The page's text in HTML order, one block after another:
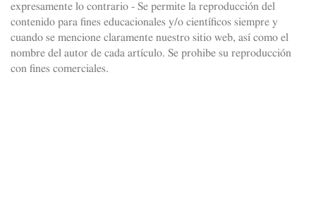
expresamente lo contrario - Se permite la reproducción del
contenido para fines educacionales y/o científicos siempre y
cuando se mencione claramente nuestro sitio web, así como el
nombre del autor de cada artículo. Se prohibe su reproducción
con fines comerciales.